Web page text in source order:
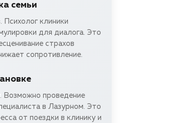
семьи
клиники
для диалога. Это
страхов
сопротивление.
Возможно проведение
в Лазурном. Это
от поездки в клинику и